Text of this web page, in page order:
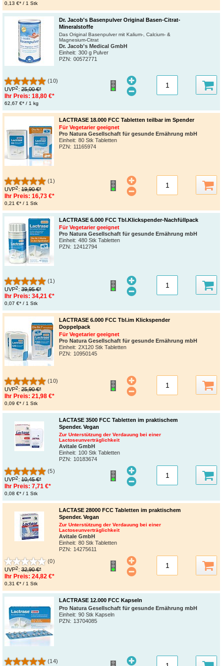
0,13 €* / 1 Stk
Dr. Jacob's Basenpulver Original Basen-Citrat-
Mineralstoffe
Das Original Basenpulver mit Kalium-, Calcium- &
Magnesium-Citrat
Dr. Jacob's Medical GmbH
Einheit: 300 g Pulver
PZN: 00572771
(10)
UVP2: 25,00 €*
Ihr Preis: 18,80 €*
62,67 €* / 1 kg
LACTRASE 18.000 FCC Tabletten teilbar im Spender
Für Vegetarier geeignet
Pro Natura Gesellschaft für gesunde Ernährung mbH
Einheit: 80 Stk Tabletten
PZN: 11165974
(1)
UVP2: 19,90 €*
Ihr Preis: 16,73 €*
0,21 €* / 1 Stk
LACTRASE 6.000 FCC Tbl.Klickspender-Nachfüllpack
Für Vegetarier geeignet
Pro Natura Gesellschaft für gesunde Ernährung mbH
Einheit: 480 Stk Tabletten
PZN: 12412794
(1)
UVP2: 39,95 €*
Ihr Preis: 34,21 €*
0,07 €* / 1 Stk
LACTRASE 6.000 FCC Tbl.im Klickspender
Doppelpack
Für Vegetarier geeignet
Pro Natura Gesellschaft für gesunde Ernährung mbH
Einheit: 2X120 Stk Tabletten
PZN: 10950145
(10)
UVP2: 25,90 €*
Ihr Preis: 21,98 €*
0,09 €* / 1 Stk
LACTASE 3500 FCC Tabletten im praktischem
Spender. Vegan
Zur Unterstützung der Verdauung bei einer
Lactoseunverträglichkeit
Avitale GmbH
Einheit: 100 Stk Tabletten
PZN: 10183674
(5)
UVP2: 10,45 €*
Ihr Preis: 7,71 €*
0,08 €* / 1 Stk
LACTASE 28000 FCC Tabletten im praktischem
Spender. Vegan
Zur Unterstützung der Verdauung bei einer
Lactoseunverträglichkeit
Avitale GmbH
Einheit: 80 Stk Tabletten
PZN: 14275611
(0)
UVP2: 32,90 €*
Ihr Preis: 24,82 €*
0,31 €* / 1 Stk
LACTRASE 12.000 FCC Kapseln
Pro Natura Gesellschaft für gesunde Ernährung mbH
Einheit: 90 Stk Kapseln
PZN: 13704085
(14)